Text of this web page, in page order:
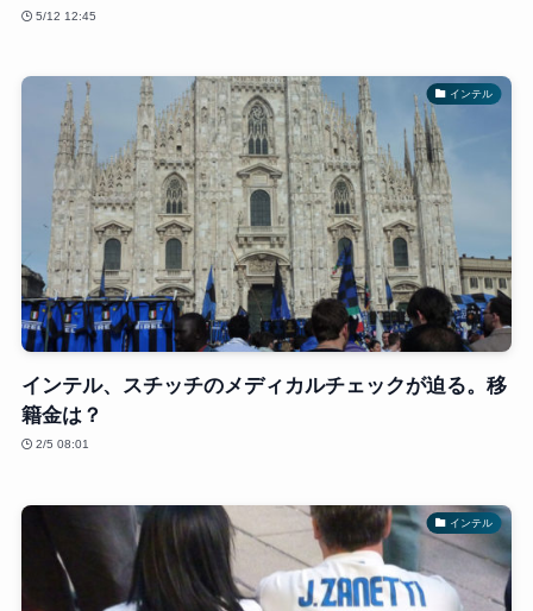
5/12 12:45
インテル
インテル、スチッチのメディカルチェックが迫る。移
籍金は？
2/5 08:01
インテル